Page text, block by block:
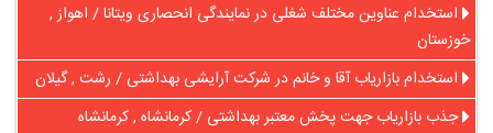
استخدام عناوین مختلف شغلی در نمایندگی انحصاری ویتانا / اهواز ,
خوزستان
استخدام بازاریاب آقا و خانم در شرکت آرایشی بهداشتی / رشت , گیلان
جذب بازاریاب جهت پخش معتبر بهداشتی / کرمانشاه , کرمانشاه